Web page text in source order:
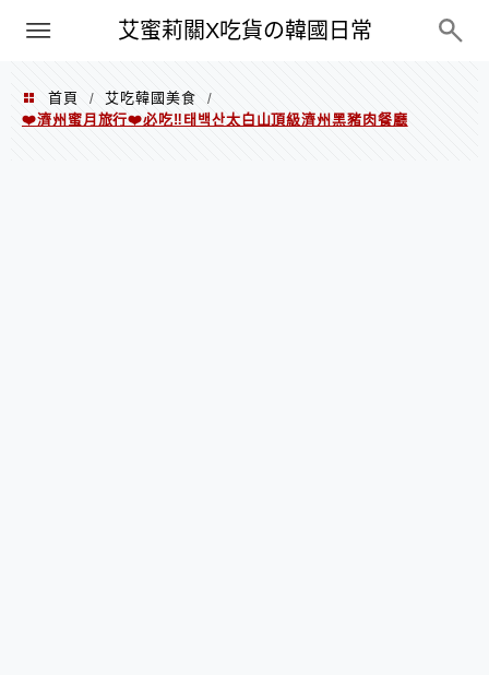
艾蜜莉關X吃貨の韓國日常
PXN
首頁 / 艾吃韓國美食
/
❤️濟州蜜月旅行❤️必吃‼️태백산太白山頂級濟州黑豬肉餐廳